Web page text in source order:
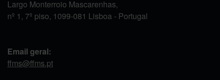
Largo Monterroio Mascarenhas,
nº 1, 7º piso, 1099-081 Lisboa - Portugal
Email geral:
ffms@ffms.pt